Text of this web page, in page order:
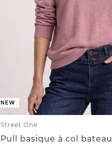
NEW
Street One
Pull basique à col bateau